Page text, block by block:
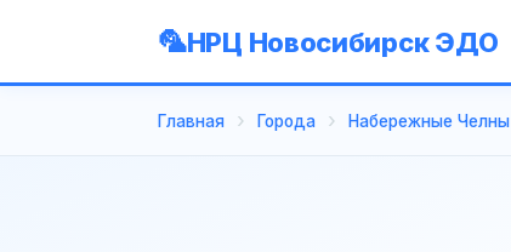
НРЦ Новосибирск ЭДО
Главная Города Набережные Челны